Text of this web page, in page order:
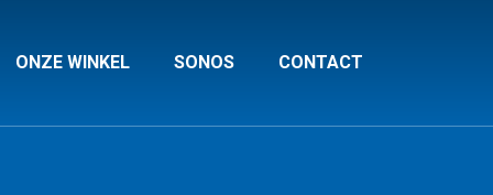
ONZE WINKEL SONOS CONTACT